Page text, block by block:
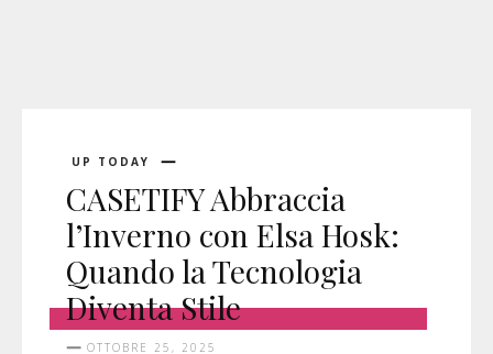
UP TODAY
CASETIFY Abbraccia
l’Inverno con Elsa Hosk:
Quando la Tecnologia
Diventa Stile
OTTOBRE 25, 2025